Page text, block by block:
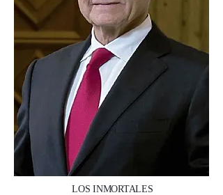
LOS INMORTALES